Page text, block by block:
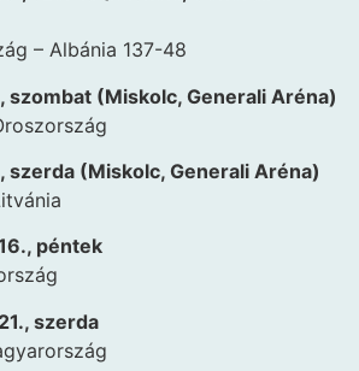
– Albánia 137-48
szombat (Miskolc, Generali Aréna)
szerda (Miskolc, Generali Aréna)
péntek
szerda